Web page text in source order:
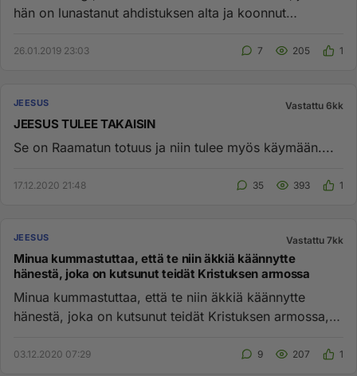
hän on lunastanut ahdistuksen alta ja koonnut
26.01.2019 23:03 7 205 1
JEESUS Vastattu 6kk
JEESUS TULEE TAKAISIN
Se on Raamatun totuus ja niin tulee myös käymään....
17.12.2020 21:48 35 393 1
JEESUS Vastattu 7kk
Minua kummastuttaa, että te niin äkkiä käännytte
hänestä, joka on kutsunut teidät Kristuksen armossa
Minua kummastuttaa, että te niin äkkiä käännytte
hänestä, joka on kutsunut teidät Kristuksen armossa,
03.12.2020 07:29 9 207 1